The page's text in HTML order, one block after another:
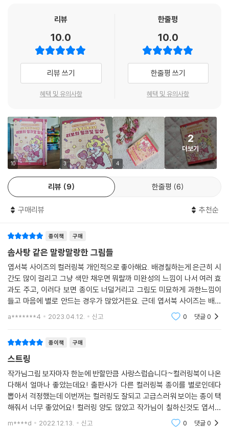
핑크빛 일상의 ‘리보’는 우리들에게 어떤 이야기를 들려줄까? 친구와 학교
사람에게 첫눈에 반하는 순간을 담은 〈첫사랑〉, 제일 좋아하고 아끼는 옷들
로 가득한 〈드레스룸〉, 리보의 사랑스러운 야옹이, 애착인형과 함께하는
일상의 모습을 보여주는 〈스위트 홈〉 등. 단짝친구와 함께하고, 좋아하는
친구와 우연히 매일 마주치는 상상을 하고, 사랑스러운 내 방에서 좋아하
는 취미로 즐거운 시간을 보내는 우리들이 꿈꾸던 평범한 일상과 비슷하
속 리보는 핑크색 드림 카를 타보기도 하고, 재미있는 핼러윈 코스튬도 체
험하고, 어느 날은 호텔 룸서비스 체험도 한다. 리보가 들려주는 이야기는
우리가 꿈꾸던 일상이지만, 그저 막연하게 생각만 했던 멋진 어른으로 성
장하게 된 나의 미래의 모습과도 꼭 닮아있을 것만 같다. 결국 ‘스트링치즈
소녀 리보’의 이야기는 세상에 하나밖에 없는 가장 멋지고 특별한 존재인
우리들의 이야기이다.
다. 핑크가 담고 있는 다양성과 밝음, 순수함이 표현했다. 단조로운 일상을
러링 엽서북 리보의 ‘핑크빛 일상’을 아끼고 사랑하게 되었다면, 정말 내가
원하고 바라던 ‘나의 세계’를 찾는 여정에 한 걸음 더 다가갈 수 있을 것이
다. 차리보의 핑크빛 컬러링 엽서북으로 아름다운 하루 하루를 만들어보
자.
리뷰
10.0
리뷰 쓰기
혜택 및 유의사항
한줄평
10.0
한줄평 쓰기
혜택 및 유의사항
10 3 4
2
더보기
리뷰 9 한줄평 6
구매리뷰 추천순
종이책 구매
솜사탕 같은 말랑말랑한 그림들
엽서북 사이즈의 컬러링북 개인적으로 좋아해요. 배경칠하는게 은근히 시
간도 많이 걸리고 그냥 색만 채우면 뭐랄까 미완성의 느낌이 나서 여러 효
과도 주고, 이러다 보면 종이도 너덜거리고 그림도 미묘하게 과한느낌이
들고 마음에 별로 안드는 경우가 많았거든요. 근데 엽서북 사이즈는 배경
보다는 그림에 더 집중이 되어서, 그런 부담이 좀 덜하거든요. 특히나 이 엽
a*******4 2023.04.12. 신고 0 댓글0
종이책 구매
스트링
작가님그림 보자마자 한눈에 반할만큼 사랑스럽습니다~컬러링북이 나온
다해서 얼마나 좋았는데요! 출판사가 다른 컬러링북 종이를 별로인데다
뽑아서 걱정했는데 이번꺼는 컬러링도 잘되고 고급스러워 보이는 종이 택
해줘서 너무 좋았어요! 컬러링 양도 많았고 작가님이 칠하신것도 엽서로
넣어주셔서 구성도 좋았네요~ 열심히 컬러링해야죠! 다음에도 또 내주셨
m****d 2022.12.13. 신고 0 댓글0